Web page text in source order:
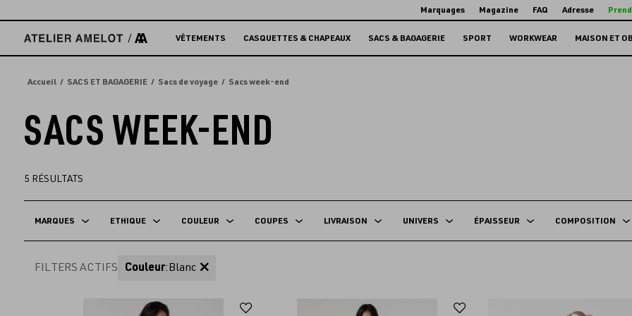
directement
contenu
Marquages Magazine FAQ Adresse
VÊTEMENTS CASQUETTES & CHAPEAUX SACS & BAGAGERIE SPORT WORKWEAR MAISON ET
Accueil SACS ET BAGAGERIE Sacs de voyage Sacs week-end
SACS WEEK-END
5 RÉSULTATS
MARQUES ETHIQUE COULEUR COUPES LIVRAISON UNIVERS ÉPAISSEUR COMPOSITION
FILTERS ACTIFS Couleur:Blanc